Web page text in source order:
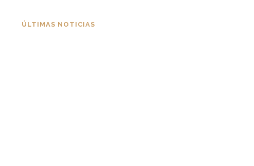
ÚLTIMAS NOTICIAS